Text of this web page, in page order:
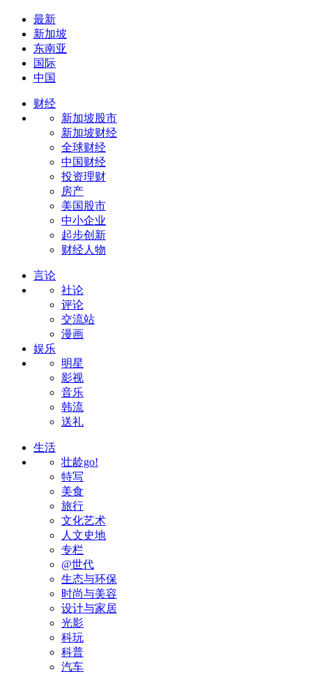
最新
新加坡
东南亚
国际
中国
财经
新加坡股市
新加坡财经
全球财经
中国财经
投资理财
房产
美国股市
中小企业
起步创新
财经人物
言论
社论
评论
交流站
漫画
娱乐
明星
影视
音乐
韩流
送礼
生活
壮龄go!
特写
美食
旅行
文化艺术
人文史地
专栏
@世代
生态与环保
时尚与美容
设计与家居
光影
科玩
科普
汽车